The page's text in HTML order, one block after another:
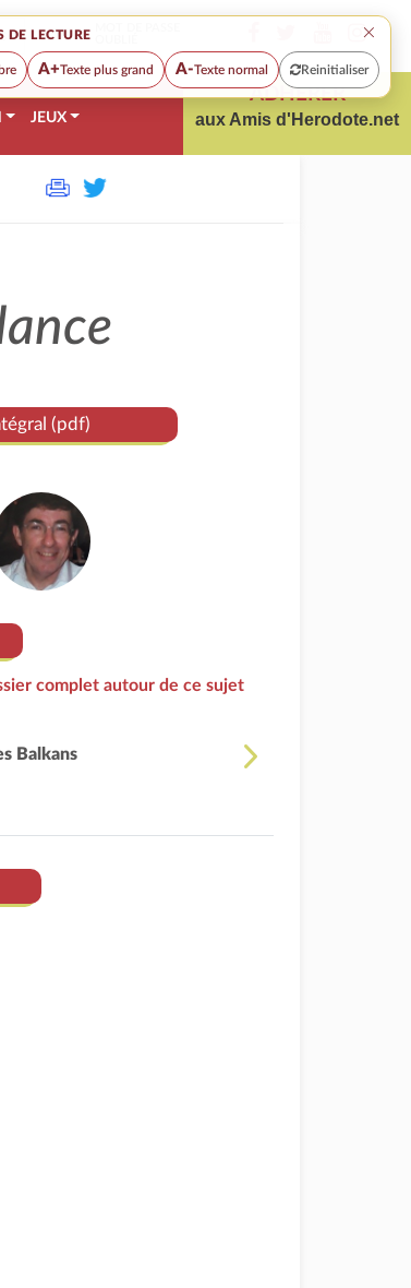
DE LECTURE ×
A+Texte plus grand A-Texte normal Reinitialiser
JEUX
ADHÉRER
aux Amis d'Herodote.net
(pdf)
complet autour de ce sujet
Balkans